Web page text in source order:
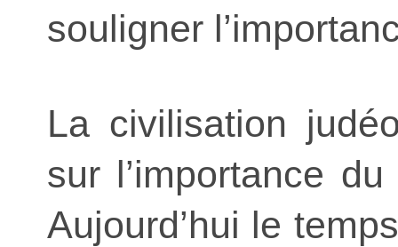
souligner
La civilisation
sur l’importance
Aujourd’hui le